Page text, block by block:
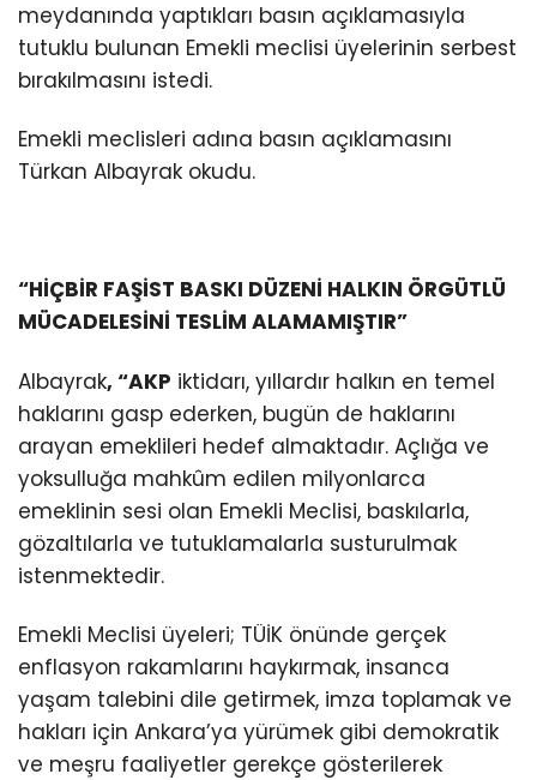
meydanında yaptıkları basın açıklamasıyla
tutuklu bulunan Emekli meclisi üyelerinin serbest
bırakılmasını istedi.
Emekli meclisleri adına basın açıklamasını
Türkan Albayrak okudu.
“HİÇBİR FAŞİST BASKI DÜZENİ HALKIN ÖRGÜTLÜ
MÜCADELESİNİ TESLİM ALAMAMIŞTIR”
Albayrak, “AKP iktidarı, yıllardır halkın en temel
haklarını gasp ederken, bugün de haklarını
arayan emeklileri hedef almaktadır. Açlığa ve
yoksulluğa mahkûm edilen milyonlarca
emeklinin sesi olan Emekli Meclisi, baskılarla,
gözaltılarla ve tutuklamalarla susturulmak
istenmektedir.
Emekli Meclisi üyeleri; TÜİK önünde gerçek
enflasyon rakamlarını haykırmak, insanca
yaşam talebini dile getirmek, imza toplamak ve
hakları için Ankara’ya yürümek gibi demokratik
ve meşru faaliyetler gerekçe gösterilerek